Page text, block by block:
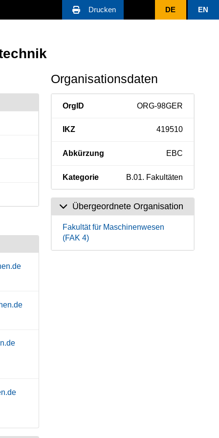
Drucken DE EN
Organisationsdaten
OrgID ORG-98GER
IKZ 419510
Abkürzung EBC
Kategorie B.01. Fakultäten
Übergeordnete Organisation
Fakultät für Maschinenwesen
(FAK 4)